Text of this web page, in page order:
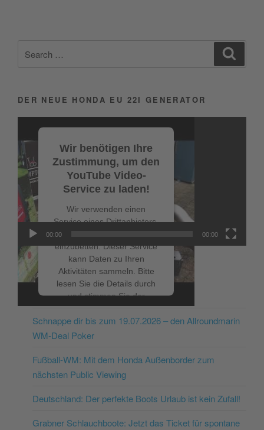
for:
DER NEUE HONDA EU 22I GENERATOR
Wir benötigen Ihre
Zustimmung, um den
YouTube Video-
Service zu laden!
Wir verwenden einen
Service eines Drittanbieters,
einzubetten. Dieser Service
kann Daten zu Ihren
Aktivitäten sammeln. Bitte
lesen Sie die Details durch
und stimmen Sie der
Nutzung des Service zu, um
dieses Video anzusehen.
Mehr Informationen
powered by
Consent Management
00:00 00:00
NEUESTE BEITRÄGE
Schnappe dir bis zum 19.07.2026 – den Allroundmarin
WM-Deal Poker
Fußball-WM: Mit dem Honda Außenborder zum
nächsten Public Viewing
Deutschland: Der perfekte Boots Urlaub ist kein Zufall!
Grabner Schlauchboote: Jetzt das Ticket für spontane